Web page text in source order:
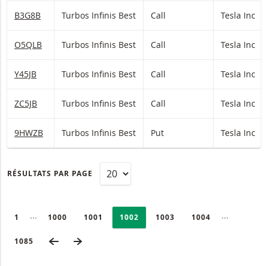
B3G8B Turbos Infinis Best Call Tesla Inc
O5QLB Turbos Infinis Best Call Tesla Inc
Y45JB Turbos Infinis Best Call Tesla Inc
ZC5JB Turbos Infinis Best Call Tesla Inc
9HWZB Turbos Infinis Best Put Tesla Inc
RÉSULTATS PAR PAGE
PAGE
1 Collapsed pages
PAGE
1000 PAGE
1001 Selected:
PAGE
1002 PAGE
1003 PAGE
1004 Collapsed
DERNIÈRE PAGE
1085 PAGE PRÉCÉDENTE